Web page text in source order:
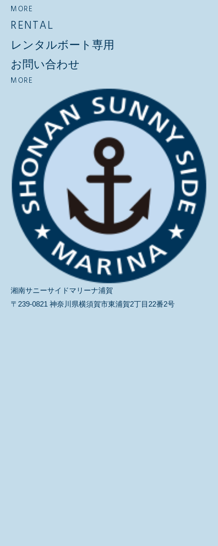
MORE
RENTAL
レンタルボート専用
お問い合わせ
MORE
湘南サニーサイドマリーナ浦賀
〒239-0821 神奈川県横須賀市東浦賀2丁目22番2号